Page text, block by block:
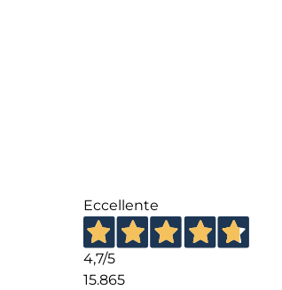
Eccellente
4,7/5
15.865